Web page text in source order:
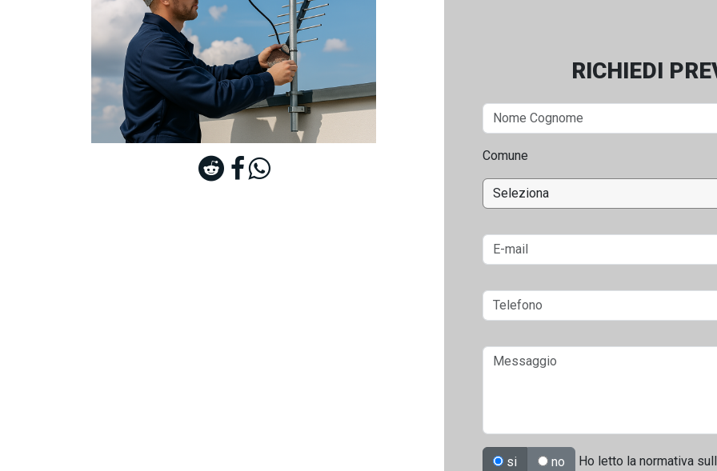
RICHIEDI
Comune
si no Ho letto la normativa